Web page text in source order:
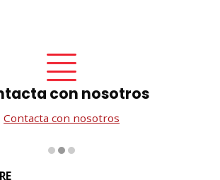
con nosotros
Contacta con nosotros